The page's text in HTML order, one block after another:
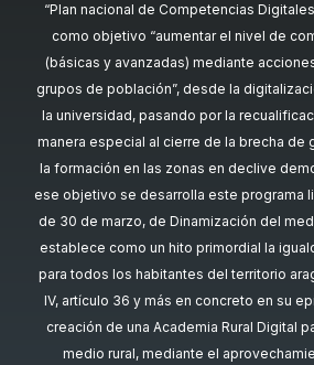
“Plan nacional de Competencias
como objetivo “aumentar el nivel de
(básicas y avanzadas) mediante
grupos de población”, desde la
la universidad, pasando por la
manera especial al cierre de la brecha de
la formación en las zonas en declive
ese objetivo se desarrolla este programa
de 30 de marzo, de Dinamización del
establece como un hito primordial la
para todos los habitantes del territorio
IV, artículo 36 y más en concreto en su
creación de una Academia Rural Digital
medio rural, mediante el